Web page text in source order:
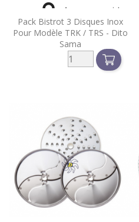
Pack Bistrot 3 Disques Inox
Pour Modèle TRK / TRS - Dito
Sama
 Aperçu rapide